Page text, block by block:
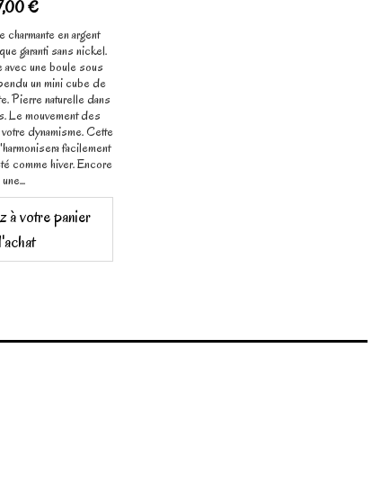
€
en argent
garanti sans nickel.
une boule sous
un mini cube de
Pierre naturelle dans
Le mouvement des
dynamisme. Cette
facilement
comme hiver. Encore
une...
à votre panier